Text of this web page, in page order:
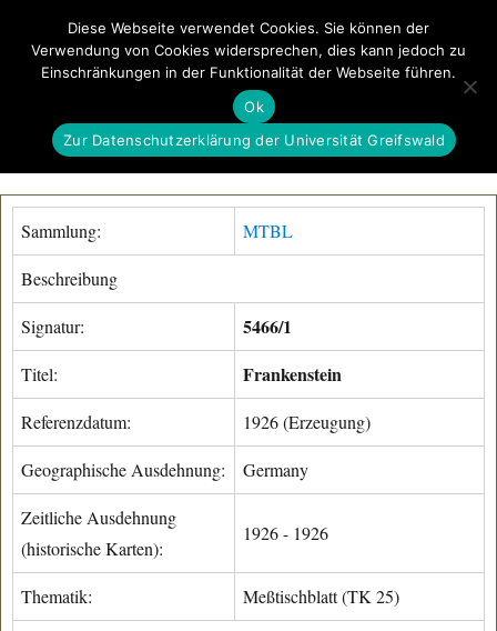
GeoGREIF MENÜ
Sammlung: MTBL
Beschreibung
Signatur: 5466/1
Titel: Frankenstein
Referenzdatum: 1926 (Erzeugung)
Geographische Ausdehnung: Germany
Zeitliche Ausdehnung
(historische Karten):
1926 - 1926
Thematik: Meßtischblatt (TK 25)
Diese Webseite verwendet Cookies. Sie können der
Verwendung von Cookies widersprechen, dies kann jedoch zu
Einschränkungen in der Funktionalität der Webseite führen.
Ok
Zur Datenschutzerklärung der Universität Greifswald